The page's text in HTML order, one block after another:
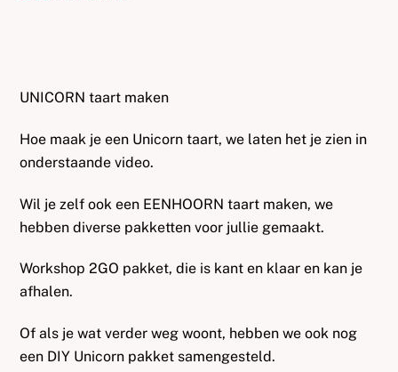
UNICORN taart maken
Hoe maak je een Unicorn taart, we laten het je zien in
onderstaande video.
Wil je zelf ook een EENHOORN taart maken, we
hebben diverse pakketten voor jullie gemaakt.
Workshop 2GO pakket, die is kant en klaar en kan je
afhalen.
Of als je wat verder weg woont, hebben we ook nog
een DIY Unicorn pakket samengesteld.